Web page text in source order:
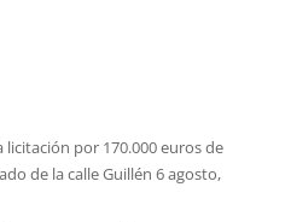
por 170.000 euros de
de la calle Guillén 6 agosto,